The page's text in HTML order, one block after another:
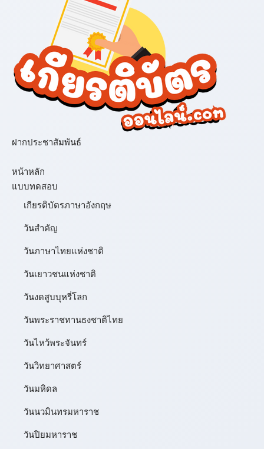
ฝากประชาสัมพันธ์
หน้าหลัก
แบบทดสอบ
เกียรติบัตรภาษาอังกฤษ
วันสำคัญ
วันภาษาไทยแห่งชาติ
วันเยาวชนแห่งชาติ
วันงดสูบบุหรี่โลก
วันพระราชทานธงชาติไทย
วันไหว้พระจันทร์​
วันวิทยาศาสตร์
วันมหิดล
วันนวมินทรมหาราช
วันปิยมหาราช